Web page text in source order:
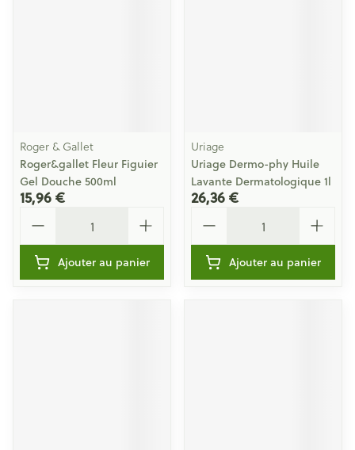
Roger & Gallet
Roger&gallet Fleur Figuier
Gel Douche 500ml
15,96 €
Ajouter au panier
Uriage
Uriage Dermo-phy Huile
Lavante Dermatologique 1l
26,36 €
Ajouter au panier